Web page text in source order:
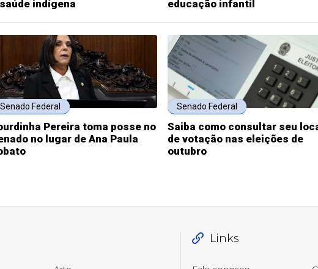
indígena
educação infantil
Senado Federal
Pereira toma posse no
no lugar de Ana Paula
Senado Federal
Saiba como consultar seu
de votação nas eleições de
outubro
Links